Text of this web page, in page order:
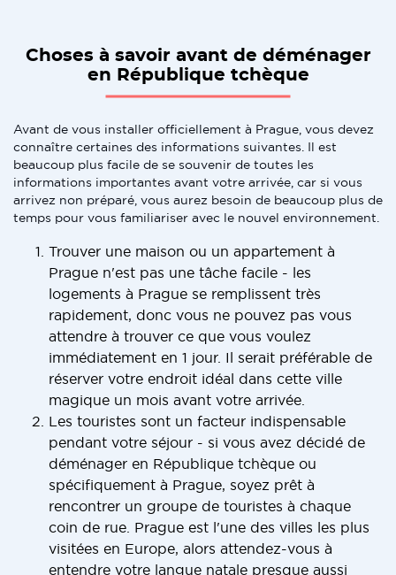
Choses à savoir avant de déménager
en République tchèque
Avant de vous installer officiellement à Prague, vous devez
connaître certaines des informations suivantes. Il est
beaucoup plus facile de se souvenir de toutes les
informations importantes avant votre arrivée, car si vous
arrivez non préparé, vous aurez besoin de beaucoup plus de
temps pour vous familiariser avec le nouvel environnement.
Trouver une maison ou un appartement à
Prague n'est pas une tâche facile - les
logements à Prague se remplissent très
rapidement, donc vous ne pouvez pas vous
attendre à trouver ce que vous voulez
immédiatement en 1 jour. Il serait préférable de
réserver votre endroit idéal dans cette ville
magique un mois avant votre arrivée.
Les touristes sont un facteur indispensable
pendant votre séjour - si vous avez décidé de
déménager en République tchèque ou
spécifiquement à Prague, soyez prêt à
rencontrer un groupe de touristes à chaque
coin de rue. Prague est l'une des villes les plus
visitées en Europe, alors attendez-vous à
entendre votre langue natale presque aussi